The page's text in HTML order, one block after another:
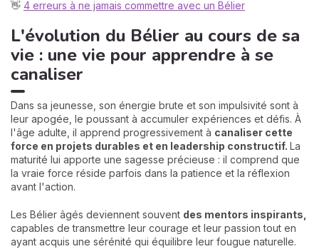
👋 4 erreurs à ne jamais commettre avec un Bélier
L'évolution du Bélier au cours de sa
vie : une vie pour apprendre à se
canaliser
Dans sa jeunesse, son énergie brute et son impulsivité sont à
leur apogée, le poussant à accumuler expériences et défis. À
l'âge adulte, il apprend progressivement à canaliser cette
force en projets durables et en leadership constructif. La
maturité lui apporte une sagesse précieuse : il comprend que
la vraie force réside parfois dans la patience et la réflexion
avant l'action.
Les Bélier âgés deviennent souvent des mentors inspirants,
capables de transmettre leur courage et leur passion tout en
ayant acquis une sérénité qui équilibre leur fougue naturelle.